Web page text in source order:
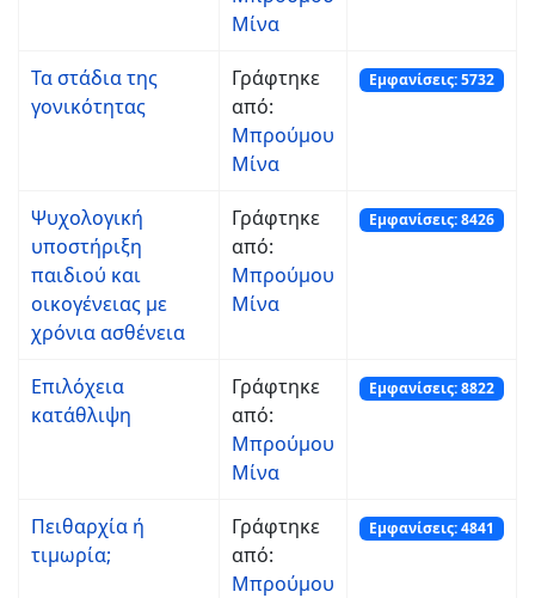
Μίνα
Τα στάδια της
γονικότητας
Γράφτηκε
από:
Μπρούμου
Μίνα
Εμφανίσεις: 5732
Ψυχολογική
υποστήριξη
παιδιού και
οικογένειας με
χρόνια ασθένεια
Γράφτηκε
από:
Μπρούμου
Μίνα
Εμφανίσεις: 8426
Επιλόχεια
κατάθλιψη
Γράφτηκε
από:
Μπρούμου
Μίνα
Εμφανίσεις: 8822
Πειθαρχία ή
τιμωρία;
Γράφτηκε
από:
Μπρούμου
Εμφανίσεις: 4841